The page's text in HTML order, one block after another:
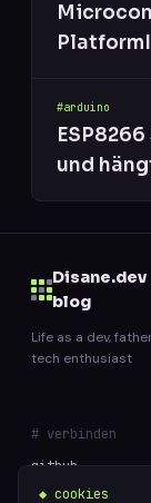
#arduino
und
Disane.dev
blog
Life as a dev,
tech enthusiast
# verbinden
github
◆ cookies